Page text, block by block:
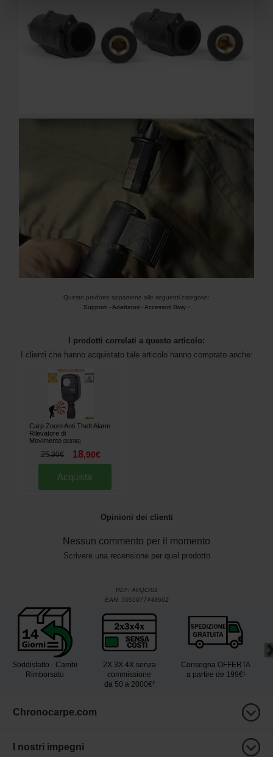
Questo prodotto appartiene alle seguenti categorie:
Supporti -Adattatori -Accessori Biwy -
I prodotti correlati a questo articolo:
I clienti che hanno acquistato tale articolo hanno comprato anche:
Carp Zoom Anti Theft Alarm
Rilevatore di
Movimento [203783]
25,90€ 18,90€
Acquista
Opinioni dei clienti
Nessun commento per il momento
Scrivere una recensione per quel prodotto
REF: AVQC/01
EAN: 5055977448602
Soddisfatto - Cambi
Rimborsato
2X 3X 4X senza
commissione
da 50 a 2000€²
Consegna OFFERTA
a partire de 199€¹
Chronocarpe.com
I nostri impegni